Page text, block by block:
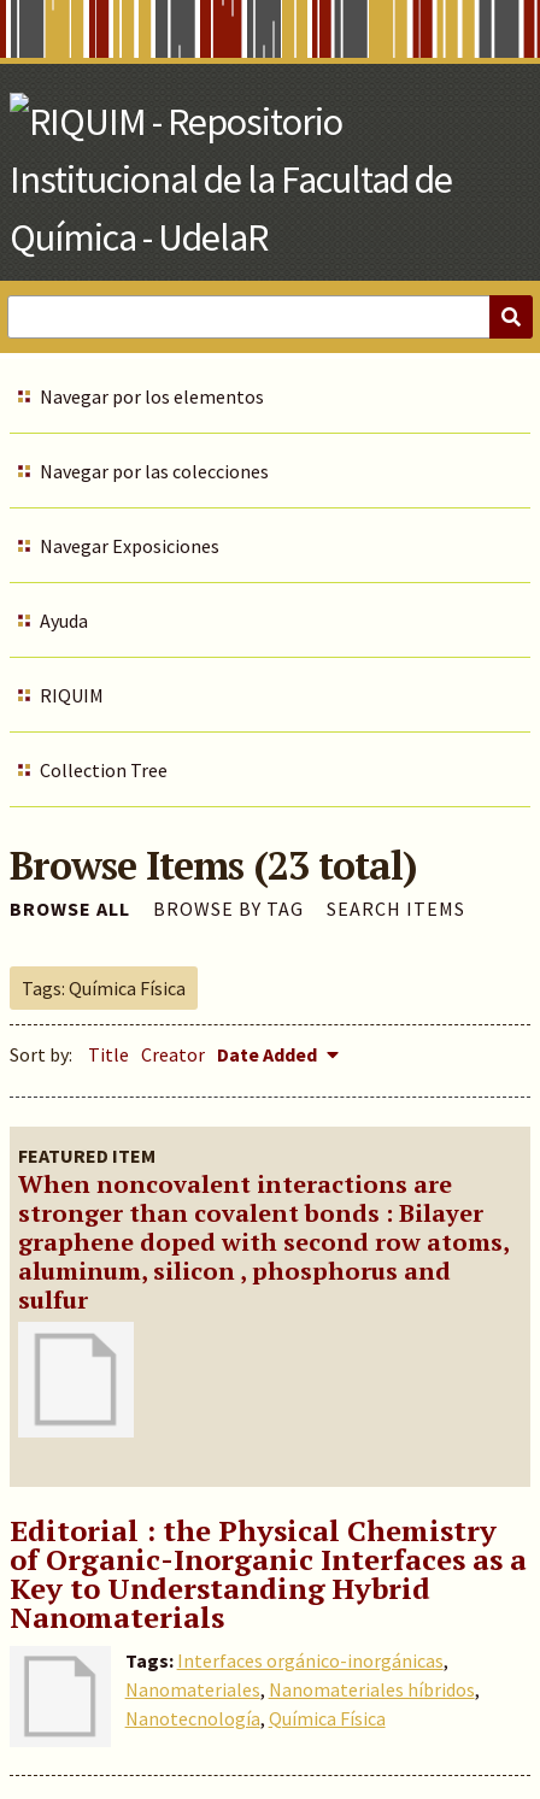
Main
Content
Navegar por los elementos
Navegar por las colecciones
Navegar Exposiciones
Ayuda
RIQUIM
Collection Tree
Browse Items (23 total)
BROWSE ALL BROWSE BY TAG SEARCH ITEMS
Tags: Química Física
Sort by: Title Creator Date Added
FEATURED ITEM
When noncovalent interactions are
stronger than covalent bonds : Bilayer
graphene doped with second row atoms,
aluminum, silicon , phosphorus and
sulfur
Editorial : the Physical Chemistry
of Organic-Inorganic Interfaces as a
Key to Understanding Hybrid
Nanomaterials
Tags: Interfaces orgánico-inorgánicas,
Nanomateriales, Nanomateriales híbridos,
Nanotecnología, Química Física